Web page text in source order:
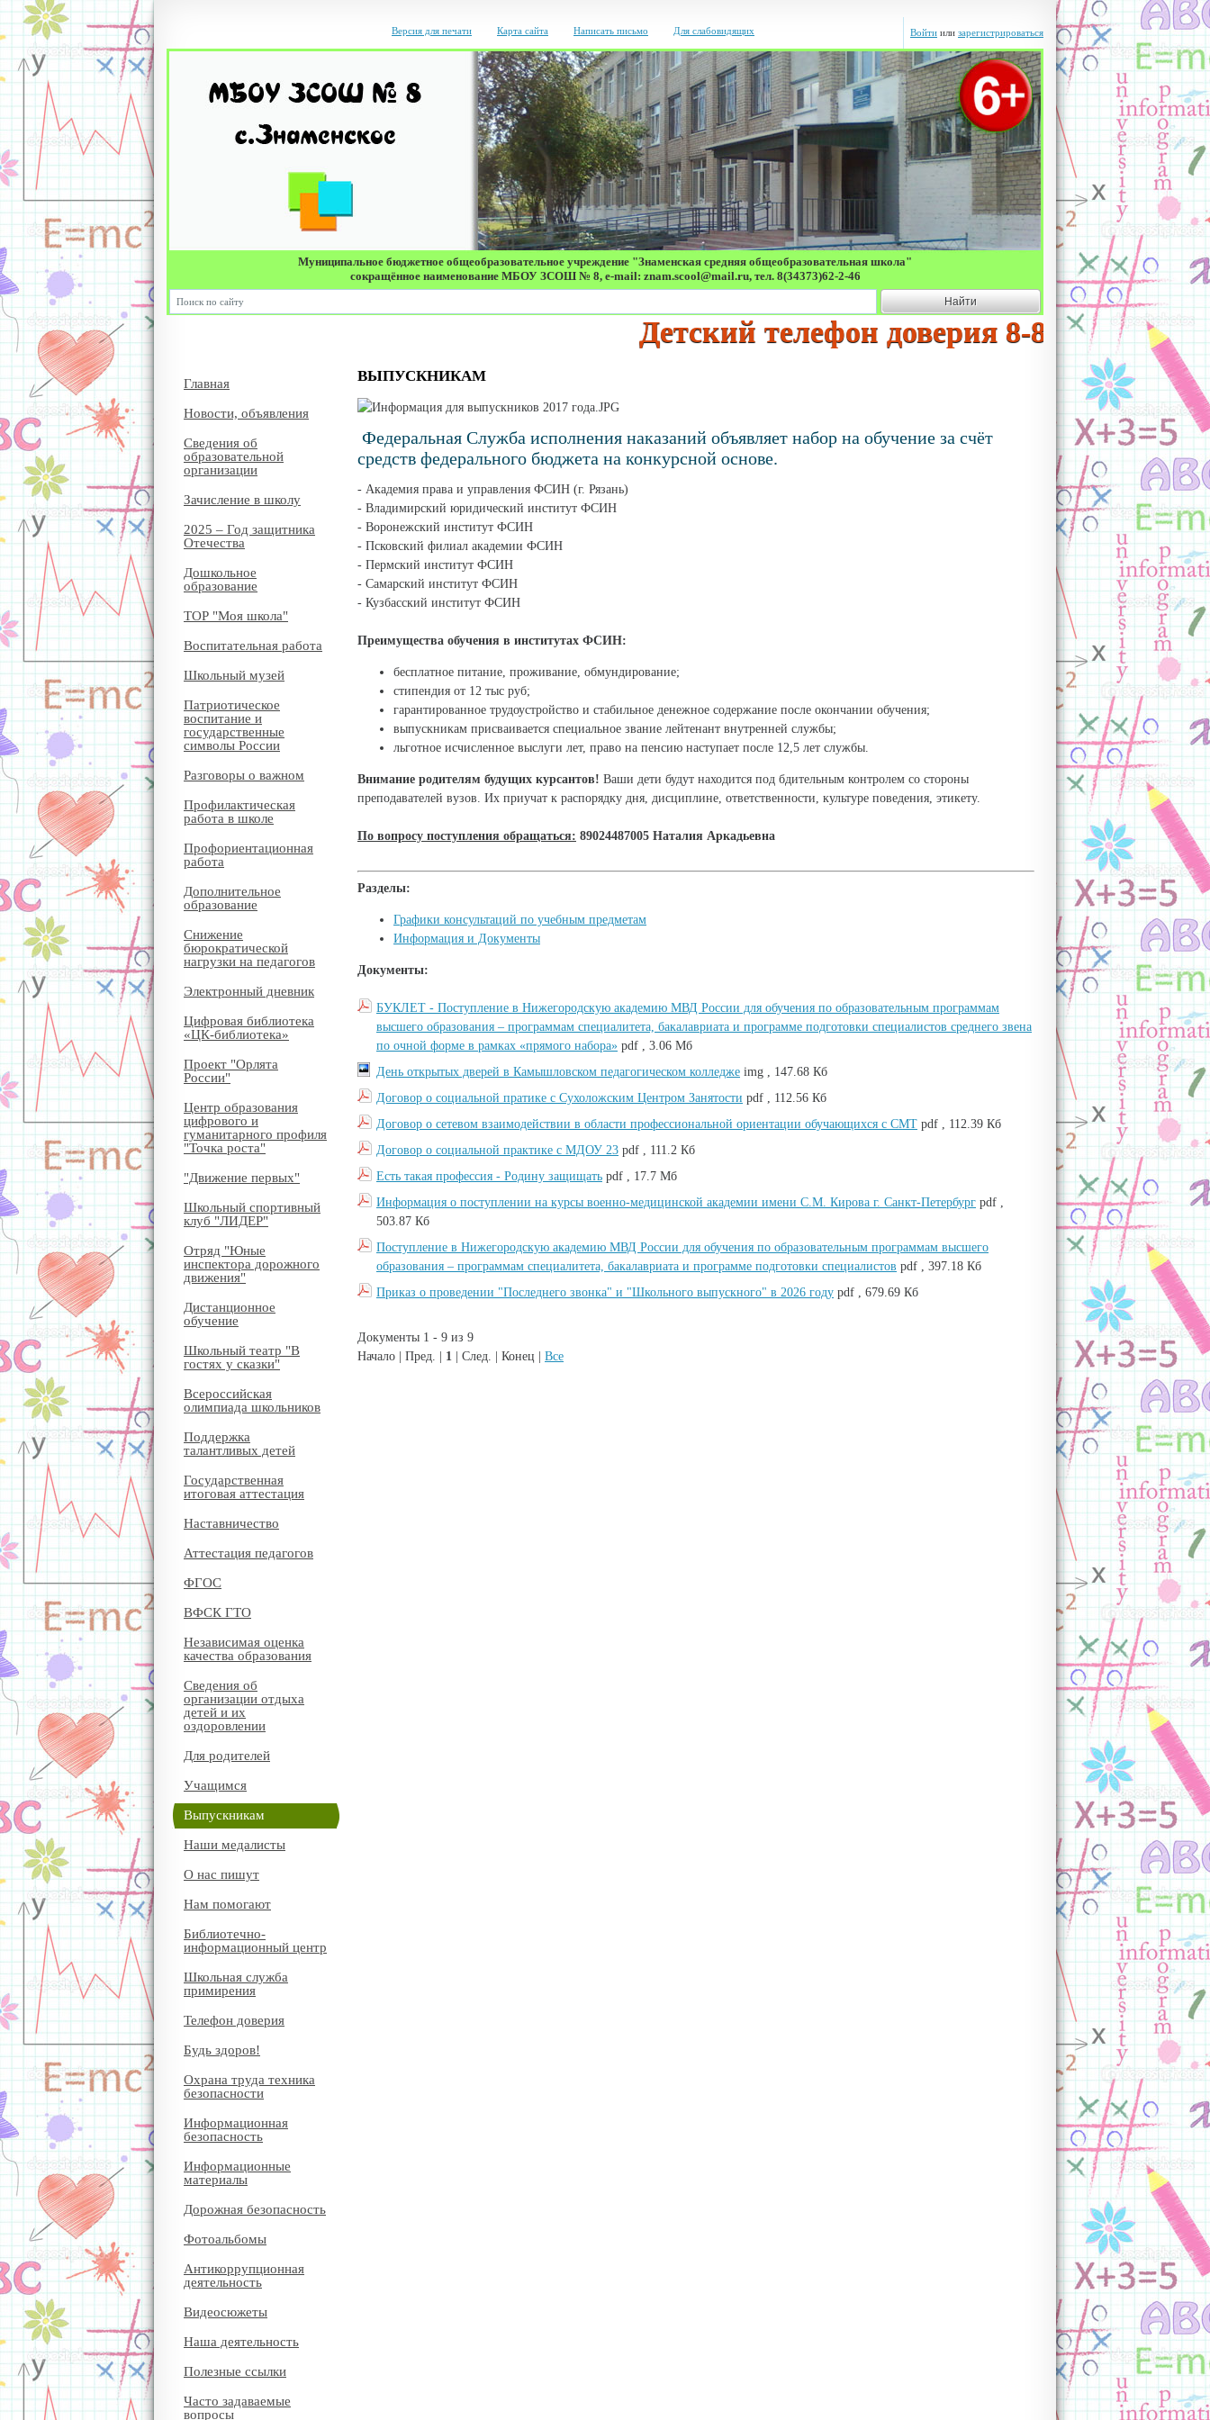
Войти или зарегистрироваться
Версия для печати Карта сайта Написать письмо Для слабовидящих
Муниципальное бюджетное общеобразовательное учреждение "Знаменская средняя общеобразовательная школа"
сокращённое наименование МБОУ ЗСОШ № 8, e-mail: znam.scool@mail.ru, тел. 8(34373)62-2-46
Найти
Детский телефон доверия 8-800-2000-122
Главная
Новости, объявления
Сведения об
образовательной
организации
Зачисление в школу
2025 – Год защитника
Отечества
Дошкольное
образование
ТОР "Моя школа"
Воспитательная работа
Школьный музей
Патриотическое
воспитание и
государственные
символы России
Разговоры о важном
Профилактическая
работа в школе
Профориентационная
работа
Дополнительное
образование
Снижение
бюрократической
нагрузки на педагогов
Электронный дневник
Цифровая библиотека
«ЦК-библиотека»
Проект "Орлята
России"
Центр образования
цифрового и
гуманитарного профиля
"Точка роста"
"Движение первых"
Школьный спортивный
клуб "ЛИДЕР"
Отряд "Юные
инспектора дорожного
движения"
Дистанционное
обучение
Школьный театр "В
гостях у сказки"
Всероссийская
олимпиада школьников
Поддержка
талантливых детей
Государственная
итоговая аттестация
Наставничество
Аттестация педагогов
ФГОС
ВФСК ГТО
Независимая оценка
качества образования
Сведения об
организации отдыха
детей и их
оздоровлении
Для родителей
Учащимся
Выпускникам
Наши медалисты
О нас пишут
Нам помогают
Библиотечно-
информационный центр
Школьная служба
примирения
Телефон доверия
Будь здоров!
Охрана труда техника
безопасности
Информационная
безопасность
Информационные
материалы
Дорожная безопасность
Фотоальбомы
Антикоррупционная
деятельность
Видеосюжеты
Наша деятельность
Полезные ссылки
Часто задаваемые
вопросы
ВЫПУСКНИКАМ
Федеральная Служба исполнения наказаний объявляет набор на обучение за счёт
средств федерального бюджета на конкурсной основе.
- Академия права и управления ФСИН (г. Рязань)
- Владимирский юридический институт ФСИН
- Воронежский институт ФСИН
- Псковский филиал академии ФСИН
- Пермский институт ФСИН
- Самарский институт ФСИН
- Кузбасский институт ФСИН
Преимущества обучения в институтах ФСИН:
бесплатное питание, проживание, обмундирование;
стипендия от 12 тыс руб;
гарантированное трудоустройство и стабильное денежное содержание после окончании обучения;
выпускникам присваивается специальное звание лейтенант внутренней службы;
льготное исчисленное выслуги лет, право на пенсию наступает после 12,5 лет службы.
Внимание родителям будущих курсантов! Ваши дети будут находится под бдительным контролем со стороны
преподавателей вузов. Их приучат к распорядку дня, дисциплине, ответственности, культуре поведения, этикету.
По вопросу поступления обращаться: 89024487005 Наталия Аркадьевна
Разделы:
Графики консультаций по учебным предметам
Информация и Документы
Документы:
БУКЛЕТ - Поступление в Нижегородскую академию МВД России для обучения по образовательным программам
высшего образования – программам специалитета, бакалавриата и программе подготовки специалистов среднего звена
по очной форме в рамках «прямого набора» pdf , 3.06 Мб
День открытых дверей в Камышловском педагогическом колледже img , 147.68 Кб
Договор о социальной пратике с Сухоложским Центром Занятости pdf , 112.56 Кб
Договор о сетевом взаимодействии в области профессиональной ориентации обучающихся с СМТ pdf , 112.39 Кб
Договор о социальной практике с МДОУ 23 pdf , 111.2 Кб
Есть такая профессия - Родину защищать pdf , 17.7 Мб
Информация о поступлении на курсы военно-медицинской академии имени С.М. Кирова г. Санкт-Петербург pdf ,
503.87 Кб
Поступление в Нижегородскую академию МВД России для обучения по образовательным программам высшего
образования – программам специалитета, бакалавриата и программе подготовки специалистов pdf , 397.18 Кб
Приказ о проведении "Последнего звонка" и "Школьного выпускного" в 2026 году pdf , 679.69 Кб
Документы 1 - 9 из 9
Начало | Пред. | 1 | След. | Конец Все